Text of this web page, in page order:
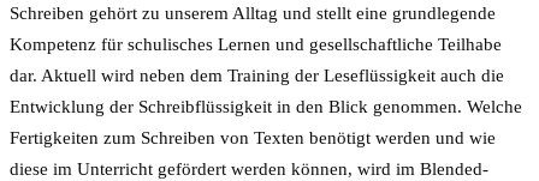
Schreiben gehört zu unserem Alltag und stellt eine grundlegende
Kompetenz für schulisches Lernen und gesellschaftliche Teilhabe
dar. Aktuell wird neben dem Training der Leseflüssigkeit auch die
Entwicklung der Schreibflüssigkeit in den Blick genommen. Welche
Fertigkeiten zum Schreiben von Texten benötigt werden und wie
diese im Unterricht gefördert werden können, wird im Blended-